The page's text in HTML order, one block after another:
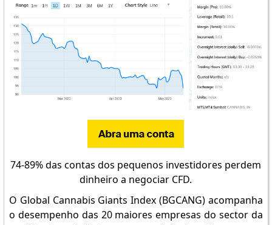
74-89% das contas dos pequenos investidores perdem
dinheiro a negociar CFD.
O Global Cannabis Giants Index (BGCANG) acompanha
o desempenho das 20 maiores empresas do sector da